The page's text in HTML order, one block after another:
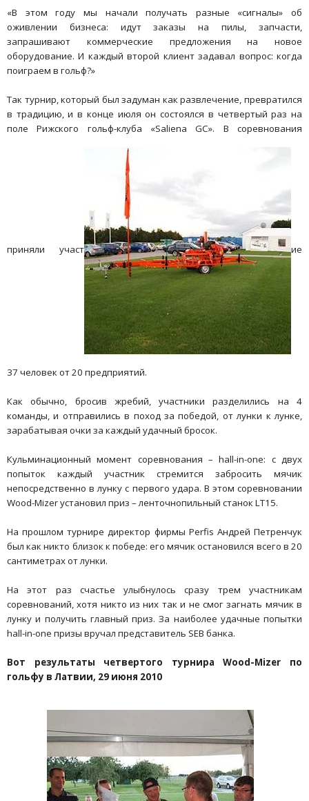
«В этом году мы начали получать разные «сигналы» об
оживлении бизнеса: идут заказы на пилы, запчасти,
запрашивают коммерческие предложения на новое
оборудование. И каждый второй клиент задавал вопрос: когда
поиграем в гольф?»
Так турнир, который был задуман как развлечение, превратился
в традицию, и в конце июля он состоялся в четвертый раз на
поле Рижского гольф-клуба «Saliena GC». В соревнования
приняли участ ие
37 человек от 20 предприятий.
Как обычно, бросив жребий, участники разделились на 4
команды, и отправились в поход за победой, от лунки к лунке,
зарабатывая очки за каждый удачный бросок.
Кульминационный момент соревнования – hall-in-one: с двух
попыток каждый участник стремится забросить мячик
непосредственно в лунку с первого удара. В этом соревновании
Wood-Mizer установил приз – ленточнопильный станок LT15.
На прошлом турнире директор фирмы Perfis Андрей Петренчук
был как никто близок к победе: его мячик остановился всего в 20
сантиметрах от лунки.
На этот раз счастье улыбнулось сразу трем участникам
соревнований, хотя никто из них так и не смог загнать мячик в
лунку и получить главный приз. За наиболее удачные попытки
hall-in-one призы вручал представитель SEB банка.
Вот результаты четвертого турнираWood-Mizer
по
гольфу в Латвии, 29 июня 2010